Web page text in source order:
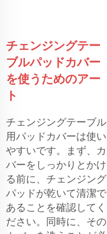
チェンジングテー
ブルパッドカバー
を使うためのアー
ト
チェンジングテーブル
用パッドカバーは使い
やすいです。まず、カ
バーをしっかりとかけ
る前に、チェンジング
パッドが乾いて清潔で
あることを確認してく
ださい。同時に、その